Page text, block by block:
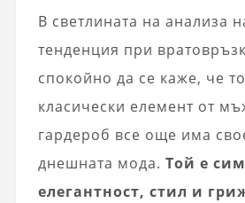
В светлината на анализа
тенденция при
спокойно да се каже, че
класически елемент от
гардероб все още има
днешната мода. Той е
елегантност, стил и